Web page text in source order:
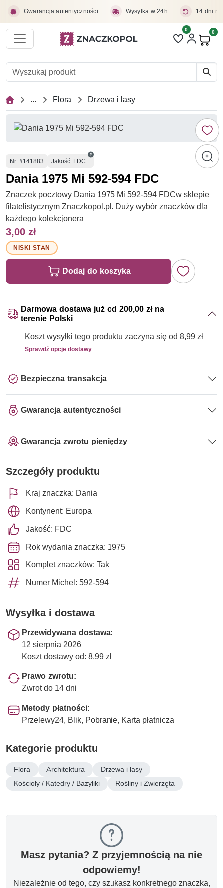
Gwarancja autentyczności Wysyłka w 24h 14 dni
Liczba pozycji
0 0
... Flora Drzewa i lasy
Numer
Nr: #141883 Jakość: FDC
Dania 1975 Mi 592-594 FDC
Znaczek pocztowy Dania 1975 Mi 592-594 FDCw sklepie
filatelistycznym Znaczkopol.pl. Duży wybór znaczków dla
każdego kolekcjonera
3,00 zł
NISKI STAN
Dodaj do koszyka
Darmowa dostawa już od 200,00 zł na
terenie Polski
Koszt wysyłki tego produktu zaczyna się od 8,99 zł
Sprawdź opcje dostawy
Bezpieczna transakcja
Gwarancja autentyczności
Gwarancja zwrotu pieniędzy
Szczegóły produktu
Kraj znaczka: Dania
Kontynent: Europa
Jakość: FDC
Rok wydania znaczka: 1975
Komplet znaczków: Tak
Numer Michel: 592-594
Wysyłka i dostawa
Przewidywana dostawa:
12 sierpnia 2026
Koszt dostawy od: 8,99 zł
Prawo zwrotu:
Zwrot do 14 dni
Metody płatności:
Przelewy24, Blik, Pobranie, Karta płatnicza
Kategorie produktu
Flora Architektura
Drzewa i lasy
Kościoły / Katedry / Bazyliki
Rośliny i Zwierzęta
Masz pytania? Z przyjemnością na nie
odpowiemy!
Niezależnie od tego, czy szukasz konkretnego znaczka,